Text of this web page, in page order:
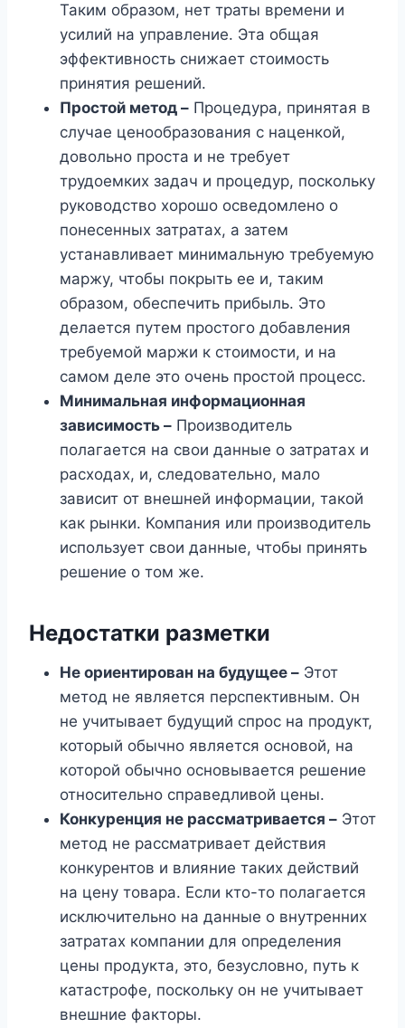
Таким образом, нет траты времени и
усилий на управление. Эта общая
эффективность снижает стоимость
принятия решений.
Простой метод – Процедура, принятая в
случае ценообразования с наценкой,
довольно проста и не требует
трудоемких задач и процедур, поскольку
руководство хорошо осведомлено о
понесенных затратах, а затем
устанавливает минимальную требуемую
маржу, чтобы покрыть ее и, таким
образом, обеспечить прибыль. Это
делается путем простого добавления
требуемой маржи к стоимости, и на
самом деле это очень простой процесс.
Минимальная информационная
зависимость – Производитель
полагается на свои данные о затратах и ​​
расходах, и, следовательно, мало
зависит от внешней информации, такой
как рынки. Компания или производитель
использует свои данные, чтобы принять
решение о том же.
Недостатки разметки
Не ориентирован на будущее – Этот
метод не является перспективным. Он
не учитывает будущий спрос на продукт,
который обычно является основой, на
которой обычно основывается решение
относительно справедливой цены.
Конкуренция не рассматривается – Этот
метод не рассматривает действия
конкурентов и влияние таких действий
на цену товара. Если кто-то полагается
исключительно на данные о внутренних
затратах компании для определения
цены продукта, это, безусловно, путь к
катастрофе, поскольку он не учитывает
внешние факторы.